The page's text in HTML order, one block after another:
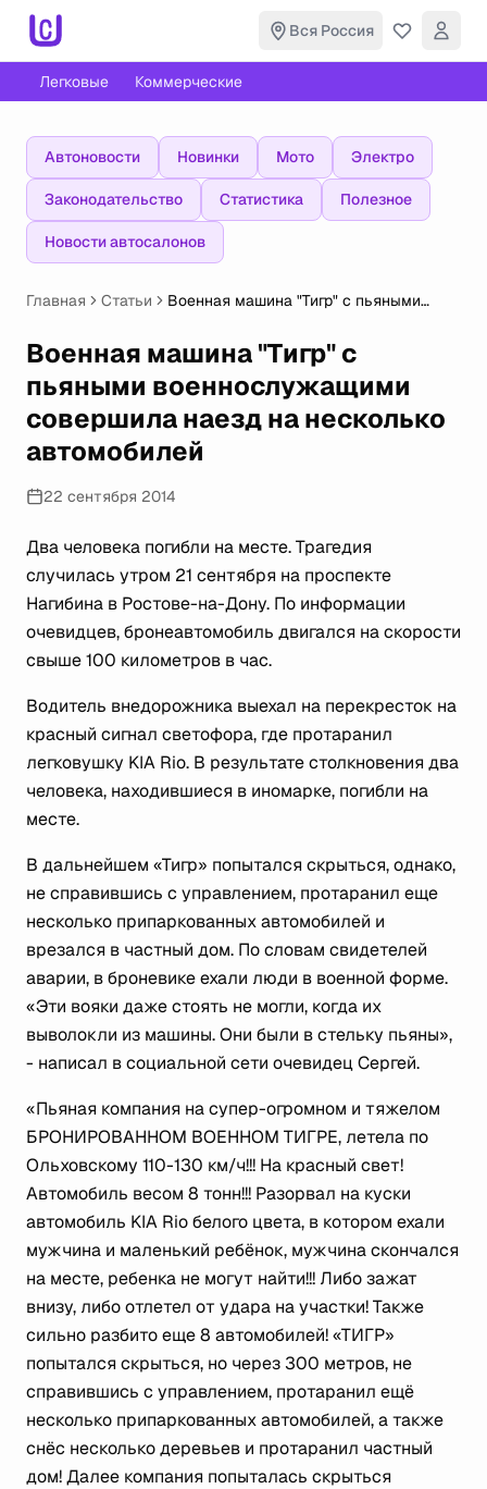
Вся Россия
Легковые Коммерческие
Автоновости Новинки Мото Электро
Законодательство Статистика Полезное
Новости автосалонов
Главная Статьи
Военная машина "Тигр" с пьяными
на несколько автомобилей
Военная машина "Тигр" с
пьяными военнослужащими
совершила наезд на несколько
автомобилей
22 сентября 2014
Два человека погибли на месте. Трагедия
случилась утром 21 сентября на проспекте
Нагибина в Ростове-на-Дону. По информации
очевидцев, бронеавтомобиль двигался на скорости
свыше 100 километров в час.
Водитель внедорожника выехал на перекресток на
красный сигнал светофора, где протаранил
легковушку KIA Rio. В результате столкновения два
человека, находившиеся в иномарке, погибли на
месте.
В дальнейшем «Тигр» попытался скрыться, однако,
не справившись с управлением, протаранил еще
несколько припаркованных автомобилей и
врезался в частный дом. По словам свидетелей
аварии, в броневике ехали люди в военной форме.
«Эти вояки даже стоять не могли, когда их
выволокли из машины. Они были в стельку пьяны»,
- написал в социальной сети очевидец Сергей.
«Пьяная компания на супер-огромном и тяжелом
БРОНИРОВАННОМ ВОЕННОМ ТИГРЕ, летела по
Ольховскому 110-130 км/ч!!! На красный свет!
Автомобиль весом 8 тонн!!! Разорвал на куски
автомобиль KIA Rio белого цвета, в котором ехали
мужчина и маленький ребёнок, мужчина скончался
на месте, ребенка не могут найти!!! Либо зажат
внизу, либо отлетел от удара на участки! Также
сильно разбито еще 8 автомобилей! «ТИГР»
попытался скрыться, но через 300 метров, не
справившись с управлением, протаранил ещё
несколько припаркованных автомобилей, а также
снёс несколько деревьев и протаранил частный
дом! Далее компания попыталась скрыться